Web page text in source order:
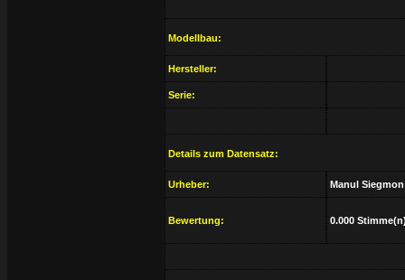
Modellbau:
Hersteller:
Serie:
Details zum Datensatz:
Urheber: Manul Siegmon
Bewertung: 0.000